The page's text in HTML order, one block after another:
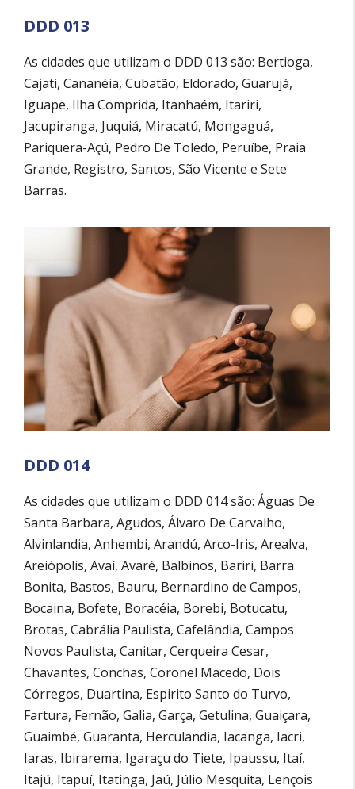
DDD 013
As cidades que utilizam o DDD 013 são: Bertioga,
Cajati, Cananéia, Cubatão, Eldorado, Guarujá,
Iguape, Ilha Comprida, Itanhaém, Itariri,
Jacupiranga, Juquiá, Miracatú, Mongaguá,
Pariquera-Açú, Pedro De Toledo, Peruíbe, Praia
Grande, Registro, Santos, São Vicente e Sete
Barras.
DDD 014
As cidades que utilizam o DDD 014 são: Águas De
Santa Barbara, Agudos, Álvaro De Carvalho,
Alvinlandia, Anhembi, Arandú, Arco-Iris, Arealva,
Areiópolis, Avaí, Avaré, Balbinos, Bariri, Barra
Bonita, Bastos, Bauru, Bernardino de Campos,
Bocaina, Bofete, Boracéia, Borebi, Botucatu,
Brotas, Cabrália Paulista, Cafelândia, Campos
Novos Paulista, Canitar, Cerqueira Cesar,
Chavantes, Conchas, Coronel Macedo, Dois
Córregos, Duartina, Espirito Santo do Turvo,
Fartura, Fernão, Galia, Garça, Getulina, Guaiçara,
Guaimbé, Guaranta, Herculandia, Iacanga, Iacri,
Iaras, Ibirarema, Igaraçu do Tiete, Ipaussu, Itaí,
Itajú, Itapuí, Itatinga, Jaú, Júlio Mesquita, Lençois